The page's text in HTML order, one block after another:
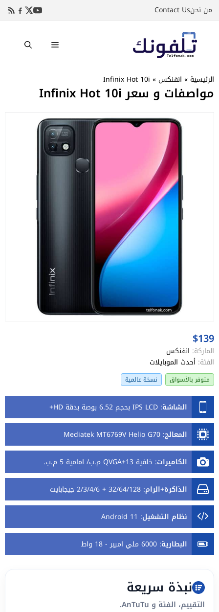
إلىمن نحنContact Us
القائمة
الرئيسية » انفنكس »
Infinix Hot 10i
مواصفات و سعر Infinix Hot 10i
$139
الماركة: انفنكس
الفئة: أحدث الموبايلات
متوفر بالأسواق نسخة عالمية
الشاشة: IPS LCD بحجم 6.52 بوصة بدقة HD+
المعالج:
Mediatek MT6769V Helio G70
الكاميرات: خلفية 13+QVGA م.ب/ امامية 5 م.ب.
الذاكرة+الرام: 32/64/128 + 2/3/4/6 جيجابايت
نظام التشغيل:
Android 11
البطارية: 6000 ملي امبير - 18 واط
نبذة سريعة
التقييم، الفئة و AnTuTu.